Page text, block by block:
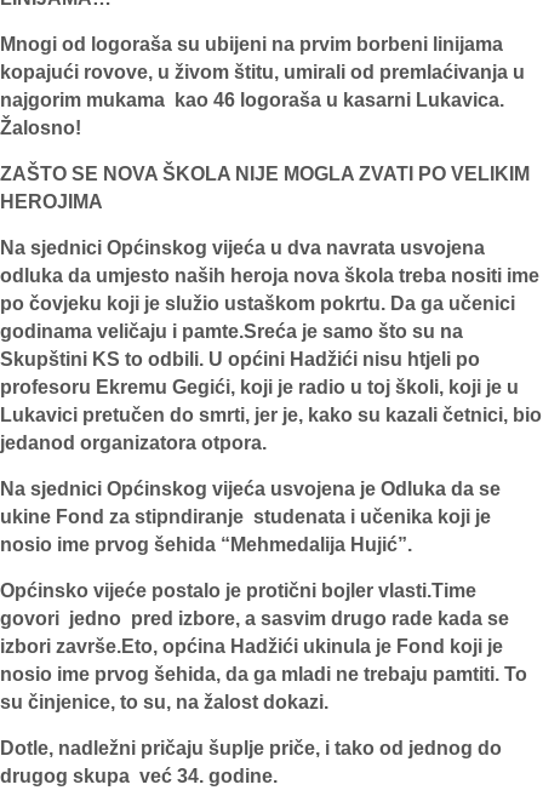
Mnogi od logoraša su ubijeni na prvim borbeni linijama
kopajući rovove, u živom štitu, umirali od premlaćivanja u
najgorim mukama kao 46 logoraša u kasarni Lukavica.
Žalosno!
ZAŠTO SE NOVA ŠKOLA NIJE MOGLA ZVATI PO VELIKIM
HEROJIMA
Na sjednici Općinskog vijeća u dva navrata usvojena
odluka da umjesto naših heroja nova škola treba nositi ime
po čovjeku koji je služio ustaškom pokrtu. Da ga učenici
godinama veličaju i pamte.Sreća je samo što su na
Skupštini KS to odbili. U općini Hadžići nisu htjeli po
profesoru Ekremu Gegići, koji je radio u toj školi, koji je u
Lukavici pretučen do smrti, jer je, kako su kazali četnici, bio
jedanod organizatora otpora.
Na sjednici Općinskog vijeća usvojena je Odluka da se
ukine Fond za stipndiranje studenata i učenika koji je
nosio ime prvog šehida “Mehmedalija Hujić”.
Općinsko vijeće postalo je protični bojler vlasti.Time
govori jedno pred izbore, a sasvim drugo rade kada se
izbori završe.Eto, općina Hadžići ukinula je Fond koji je
nosio ime prvog šehida, da ga mladi ne trebaju pamtiti. To
su činjenice, to su, na žalost dokazi.
Dotle, nadležni pričaju šuplje priče, i tako od jednog do
drugog skupa već 34. godine.